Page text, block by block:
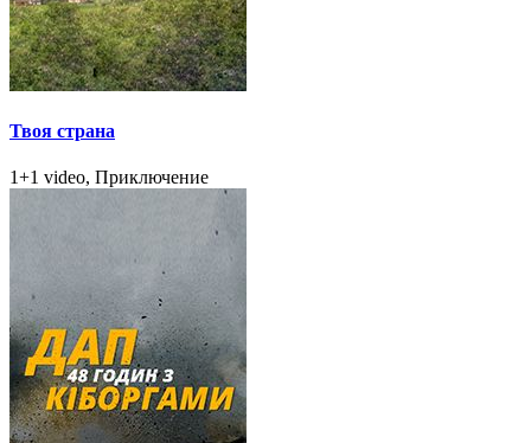
Твоя страна
1+1 video, Приключение